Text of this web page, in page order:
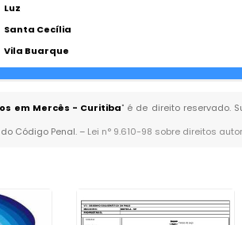
Luz
Santa Cecília
Vila Buarque
em Mercês - Curitiba" é de direito reservado.
Código Penal. – Lei n° 9.610-98 sobre direitos